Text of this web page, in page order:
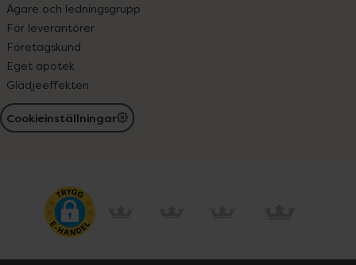
Ägare och ledningsgrupp
För leverantörer
Företagskund
Eget apotek
Glädjeeffekten
Cookieinställningar